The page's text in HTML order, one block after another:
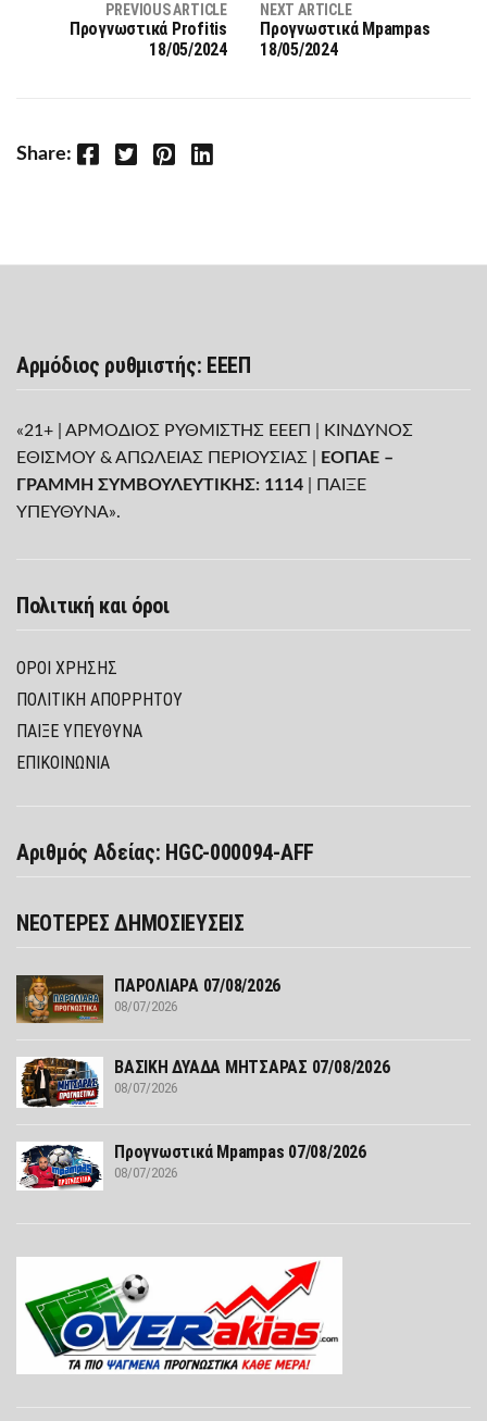
PREVIOUS ARTICLE
Προγνωστικά Profitis
18/05/2024
NEXT ARTICLE
Προγνωστικά Mpampas
18/05/2024
Share: Facebook Twitter Pinterest LinkedIn
Αρμόδιος ρυθμιστής: ΕΕΕΠ
«21+ | ΑΡΜΟΔΙΟΣ ΡΥΘΜΙΣΤΗΣ ΕΕΕΠ | ΚΙΝΔΥΝΟΣ
ΕΘΙΣΜΟΥ & ΑΠΩΛΕΙΑΣ ΠΕΡΙΟΥΣΙΑΣ |
ΕΟΠΑΕ –
ΓΡΑΜΜΗ ΣΥΜΒΟΥΛΕΥΤΙΚΗΣ: 1114 | ΠΑΙΞΕ
ΥΠΕΥΘΥΝΑ».
Πολιτική και όροι
ΌΡΟΙ ΧΡΉΣΗΣ
ΠΟΛΙΤΙΚΉ ΑΠΟΡΡΉΤΟΥ
ΠΑΊΞΕ ΥΠΕΎΘΥΝΑ
ΕΠΙΚΟΙΝΩΝΙΑ
Αριθμός Αδείας: HGC-000094-AFF
ΝΕΟΤΕΡΕΣ ΔΗΜΟΣΙΕΥΣΕΙΣ
ΠΑΡΟΛΙΑΡΑ 07/08/2026
08/07/2026
ΒΑΣΙΚΗ ΔΥΑΔΑ ΜΗΤΣΑΡΑΣ 07/08/2026
08/07/2026
Προγνωστικά Mpampas 07/08/2026
08/07/2026